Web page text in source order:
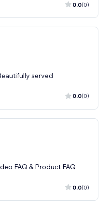
0.0(0)
served
0.0(0)
FAQ & Product FAQ
0.0(0)